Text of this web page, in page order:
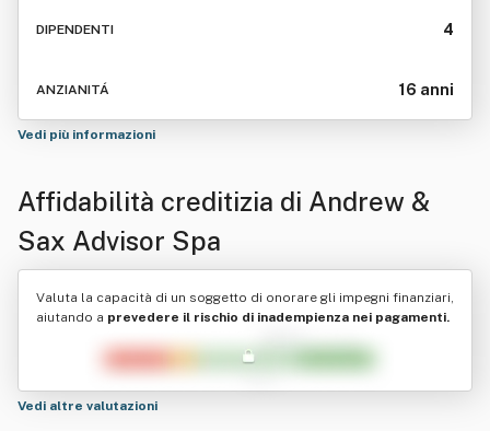
DIPENDENTI 4
ANZIANITÁ 16 anni
Vedi più informazioni
Affidabilità creditizia di Andrew &
Sax Advisor Spa
Valuta la capacità di un soggetto di onorare gli impegni finanziari,
aiutando a prevedere il rischio di inadempienza nei pagamenti.
Vedi altre valutazioni